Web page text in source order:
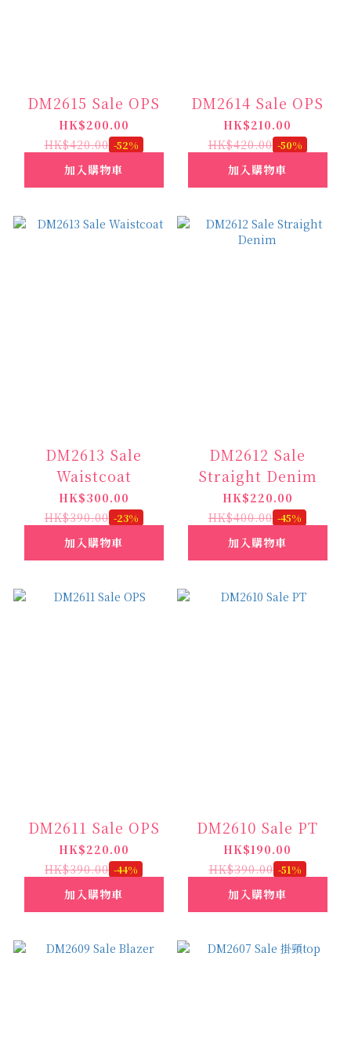
DM2615 Sale OPS
HK$200.00
HK$420.00 -52%
加入購物車
DM2614 Sale OPS
HK$210.00
HK$420.00 -50%
加入購物車
DM2613 Sale
Waistcoat
HK$300.00
HK$390.00 -23%
加入購物車
DM2612 Sale
Straight Denim
HK$220.00
HK$400.00 -45%
加入購物車
DM2611 Sale OPS
HK$220.00
HK$390.00 -44%
加入購物車
DM2610 Sale PT
HK$190.00
HK$390.00 -51%
加入購物車